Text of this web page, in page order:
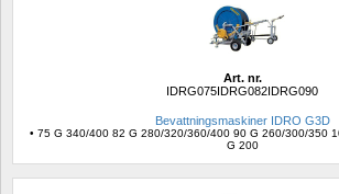
Art. nr.
IDRG075IDRG082IDRG090
Bevattningsmaskiner IDRO G3D
• 75 G 340/400 82 G 280/320/360/400 90 G 260/300/350
G 200